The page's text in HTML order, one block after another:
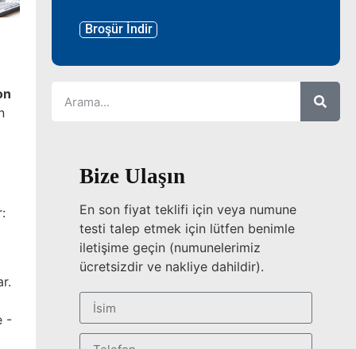
-
Broşür İndir
Bize Ulaşın
En son fiyat teklifi için veya numune
testi talep etmek için lütfen benimle
iletişime geçin (numunelerimiz
ücretsizdir ve nakliye dahildir).